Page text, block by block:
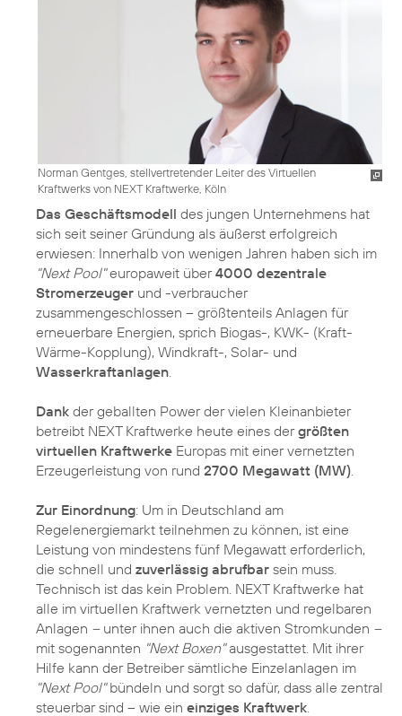
Norman Gentges, stellvertretender Leiter des Virtuellen
Kraftwerks von NEXT Kraftwerke, Köln
Das Geschäftsmodell des jungen Unternehmens hat
sich seit seiner Gründung als äußerst erfolgreich
erwiesen: Innerhalb von wenigen Jahren haben sich im
"Next Pool"europaweit über4000 dezentrale
Stromerzeuger und -verbraucher
zusammengeschlossen – größtenteils Anlagen für
erneuerbare Energien, sprich Biogas-, KWK- (Kraft-
Wärme-Kopplung), Windkraft-, Solar- und
Wasserkraftanlagen
Dank der geballten Power der vielen Kleinanbieter
betreibt NEXT Kraftwerke heute eines dergrößten
virtuellen Kraftwerke Europas mit einer vernetzten
Erzeugerleistung von rund 2700 Megawatt (MW)
Zur Einordnung: Um in Deutschland am
Regelenergiemarkt teilnehmen zu können, ist eine
Leistung von mindestens fünf Megawatt erforderlich,
die schnell und zuverlässig abrufbar sein muss.
Technisch ist das kein Problem. NEXT Kraftwerke hat
alle im virtuellen Kraftwerk vernetzten und regelbaren
Anlagen –unter ihnen auch die aktiven Stromkunden –
mit sogenannten "Next Boxen"ausgestattet. Mit ihrer
Hilfe kann der Betreiber sämtliche Einzelanlagen im
"Next Pool"bündeln und sorgt so dafür, dass alle zentral
steuerbar sind – wie ein einziges Kraftwerk